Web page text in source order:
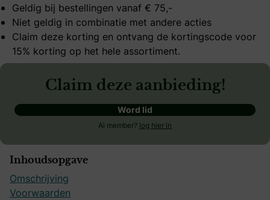
Geldig bij bestellingen vanaf € 75,-
Niet geldig in combinatie met andere acties
Claim deze korting en ontvang de kortingscode voor
15% korting op het hele assortiment.
Claim deze aanbieding!
Word lid
Al member? log hier in
Inhoudsopgave
Omschrijving
Voorwaarden